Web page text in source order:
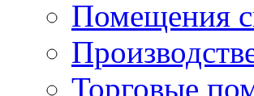
Помещения
Торговые